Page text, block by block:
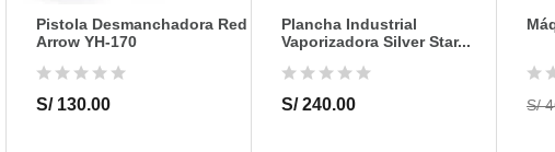
PRESIÓN DEL VAPOR:
Pistola Desmanchadora Red
Arrow YH-170
S/ 130.00
Plancha Industrial
Vaporizadora Silver Star...
S/ 240.00 S/